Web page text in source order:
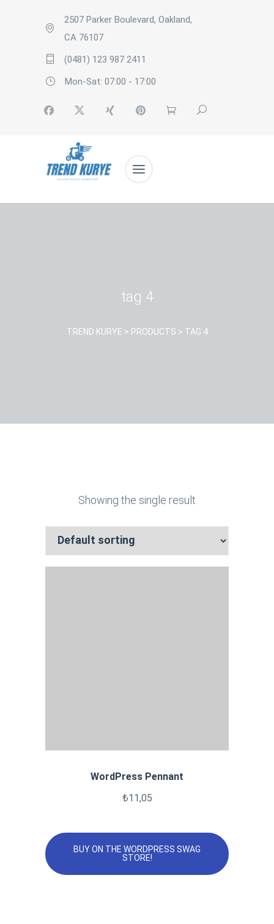
2507 Parker Boulevard, Oakland,
CA 76107
(0481) 123 987 2411
Mon-Sat: 07:00 - 17:00
tag 4
TREND KURYE > PRODUCTS > TAG 4
Showing the single result
WordPress Pennant
₺11,05
BUY ON THE WORDPRESS SWAG
STORE!